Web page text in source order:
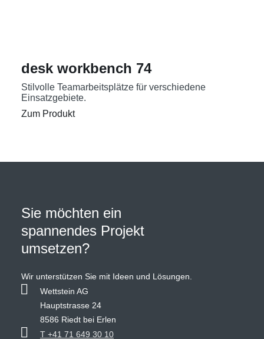
desk workbench 74
Stilvolle Teamarbeitsplätze für verschiedene
Einsatzgebiete.
Zum Produkt
Sie möchten ein
spannendes Projekt
umsetzen?
Wir unterstützen Sie mit Ideen und Lösungen.
Wettstein AG
Hauptstrasse 24
8586 Riedt bei Erlen
T +41 71 649 30 10